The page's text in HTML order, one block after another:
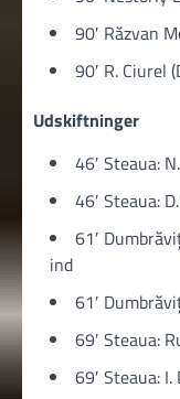
90′ Răzvan
90′ R. Ciurel
Udskiftninger
46′ Steaua:
46′ Steaua:
61′
ind
61′
69′ Steaua:
69′ Steaua: